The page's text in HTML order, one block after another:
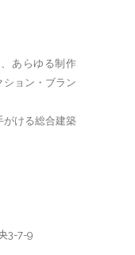
あらゆる制作
ョン・ブラン
がける総合建築
3-7-9